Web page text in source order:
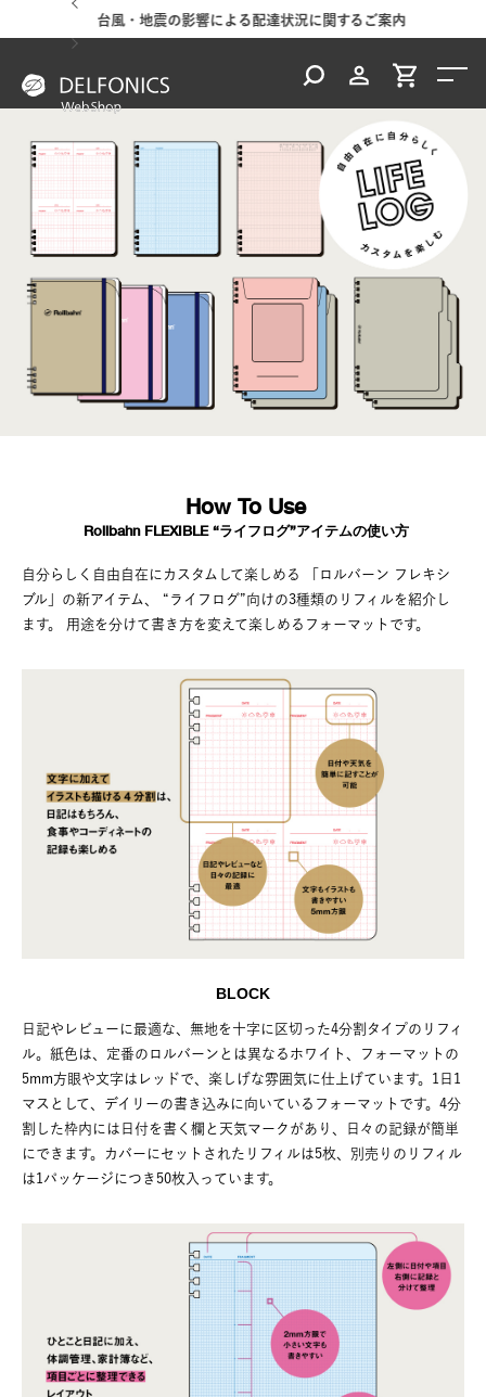
台風・地震の影響による配達状況に関するご案内
How To Use
Rollbahn FLEXIBLE “ライフログ”アイテムの使い方
自分らしく自由自在にカスタムして楽しめる
「ロルバーン フレキシ
ブル」の新アイテム、
“ライフログ”向けの3種類のリフィルを紹介し
ます。
用途を分けて書き方を変えて楽しめるフォーマットです。
BLOCK
日記やレビューに最適な、無地を十字に区切った4分割タイプのリフィ
ル。紙色は、定番のロルバーンとは異なるホワイト、フォーマットの
5mm方眼や文字はレッドで、楽しげな雰囲気に仕上げています。1日1
マスとして、デイリーの書き込みに向いているフォーマットです。4分
割した枠内には日付を書く欄と天気マークがあり、日々の記録が簡単
にできます。カバーにセットされたリフィルは5枚、別売りのリフィル
は1パッケージにつき50枚入っています。